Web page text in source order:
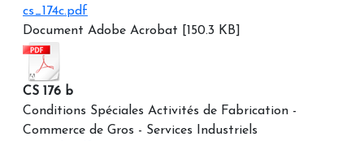
cs_174c.pdf
Document Adobe Acrobat [150.3 KB]
CS 176 b
Conditions Spéciales Activités de Fabrication -
Commerce de Gros - Services Industriels